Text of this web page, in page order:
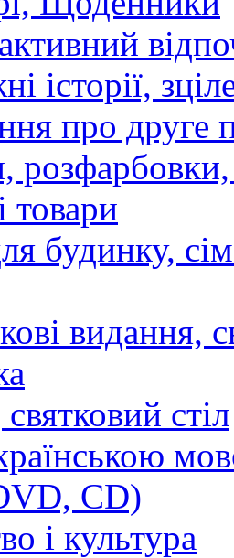
історії,
про друге
товари
будинку,
видання,
стіл
CD)
і культура